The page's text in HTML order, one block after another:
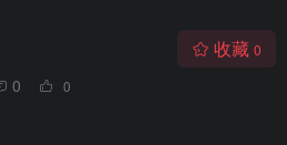
0 0
收藏 0